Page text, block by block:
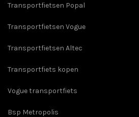
Transportfietsen Popal
Transportfietsen Vogue
Transportfietsen Altec
Transportfiets kopen
Vogue transportfiets
Bsp Metropolis